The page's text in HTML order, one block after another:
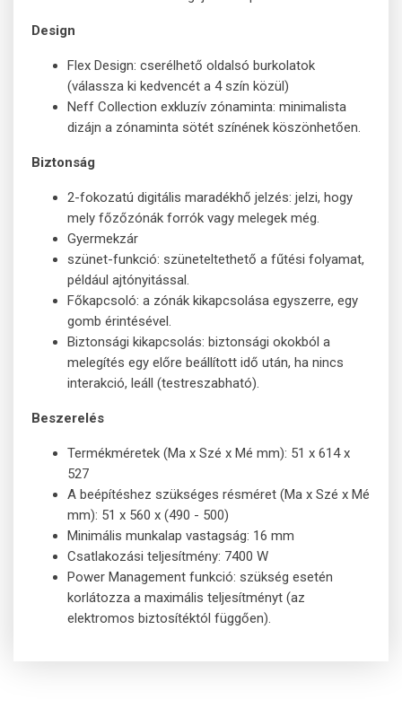
Design
Flex Design: cserélhető oldalsó burkolatok
(válassza ki kedvencét a 4 szín közül)
Neff Collection exkluzív zónaminta: minimalista
dizájn a zónaminta sötét színének köszönhetően.
Biztonság
2-fokozatú digitális maradékhő jelzés: jelzi, hogy
mely főzőzónák forrók vagy melegek még.
Gyermekzár
szünet-funkció: szüneteltethető a fűtési folyamat,
például ajtónyitással.
Főkapcsoló: a zónák kikapcsolása egyszerre, egy
gomb érintésével.
Biztonsági kikapcsolás: biztonsági okokból a
melegítés egy előre beállított idő után, ha nincs
interakció, leáll (testreszabható).
Beszerelés
Termékméretek (Ma x Szé x Mé mm): 51 x 614 x
527
A beépítéshez szükséges résméret (Ma x Szé x Mé
mm): 51 x 560 x (490 - 500)
Minimális munkalap vastagság: 16 mm
Csatlakozási teljesítmény: 7400 W
Power Management funkció: szükség esetén
korlátozza a maximális teljesítményt (az
elektromos biztosítéktól függően).